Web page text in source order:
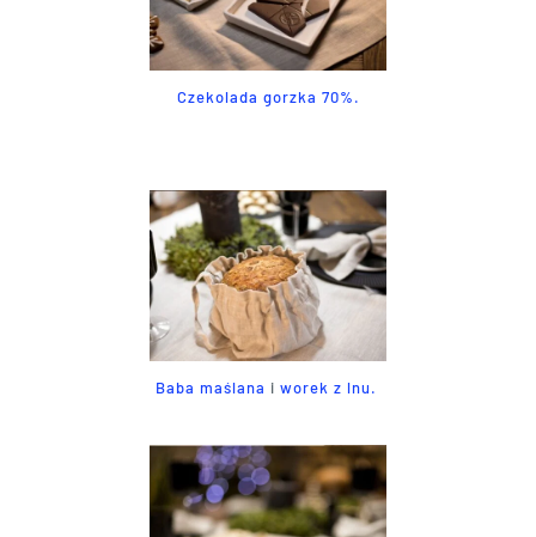
Czekolada gorzka 70%.
Baba maślana i worek z lnu.